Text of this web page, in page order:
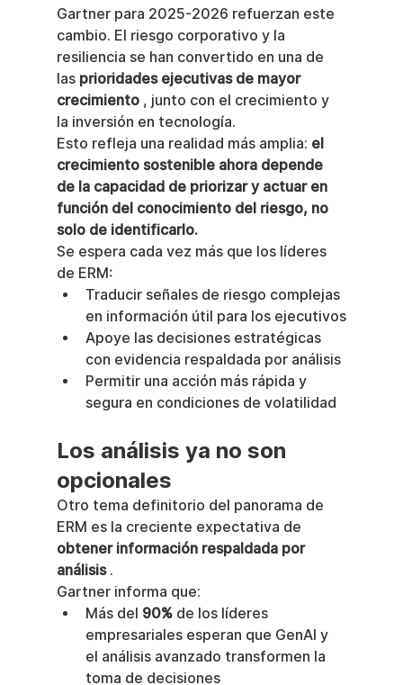
Gartner para 2025-2026 refuerzan este
cambio. El riesgo corporativo y la
resiliencia se han convertido en una de
las prioridades ejecutivas de mayor
crecimiento , junto con el crecimiento y
la inversión en tecnología.
Esto refleja una realidad más amplia: el
crecimiento sostenible ahora depende
de la capacidad de priorizar y actuar en
función del conocimiento del riesgo, no
solo de identificarlo.
Se espera cada vez más que los líderes
de ERM:
Traducir señales de riesgo complejas
en información útil para los ejecutivos
Apoye las decisiones estratégicas
con evidencia respaldada por análisis
Permitir una acción más rápida y
segura en condiciones de volatilidad
Los análisis ya no son
opcionales
Otro tema definitorio del panorama de
ERM es la creciente expectativa de
obtener información respaldada por
análisis .
Gartner informa que:
Más del 90% de los líderes
empresariales esperan que GenAI y
el análisis avanzado transformen la
toma de decisiones